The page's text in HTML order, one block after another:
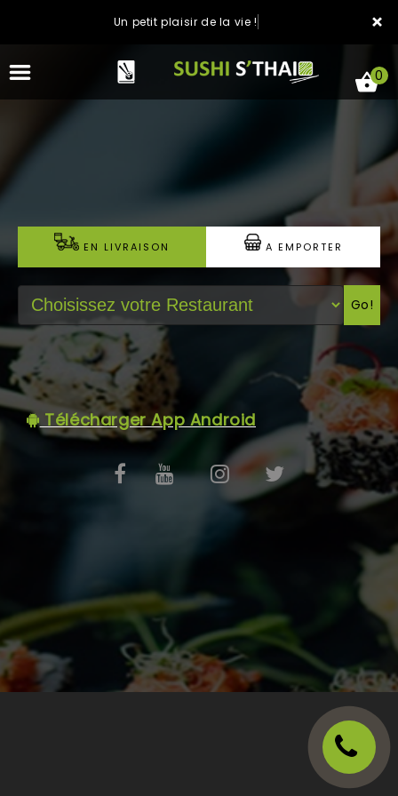
×
Un petit plaisir de la vie !
LA CARTE
NOTRE RESTAURANT
VOS AVIS
MENTIONS LÉGALES
C.G.V
0
EN LIVRAISON A EMPORTER
Go!
Télécharger App Android